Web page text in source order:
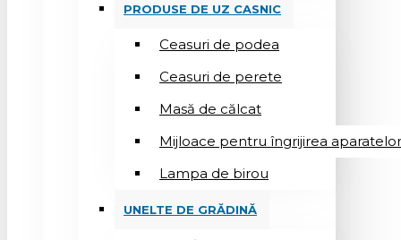
PRODUSE DE UZ CASNIC
Ceasuri de podea
Ceasuri de perete
Masă de călcat
Mijloace pentru îngrijirea
Lampa de birou
UNELTE DE GRĂDINĂ